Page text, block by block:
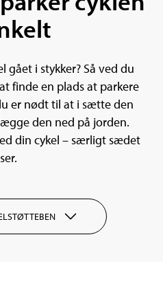
gået i stykker? Så ved du
finde en plads at parkere
er nødt til at i sætte den
den ned på jorden.
din cykel – særligt sædet